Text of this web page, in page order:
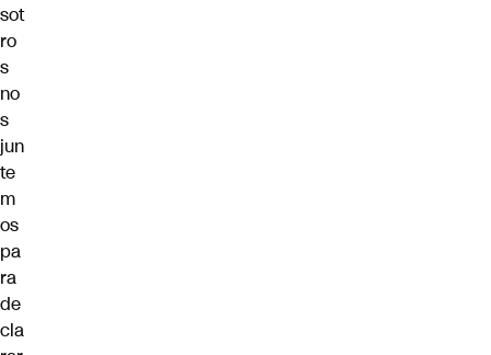
sot
ro
s
no
s
jun
te
m
os
pa
ra
de
cla